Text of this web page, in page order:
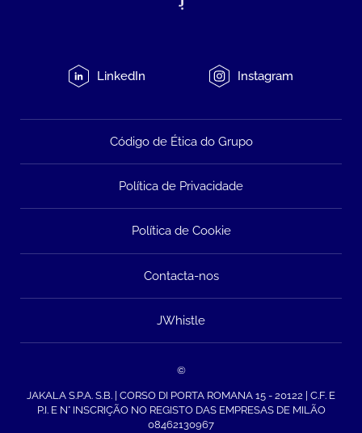
LinkedIn Instagram
Código de Ética do Grupo
Política de Privacidade
Política de Cookie
Contacta-nos
JWhistle
©
JAKALA S.P.A. S.B. | CORSO DI PORTA ROMANA 15 - 20122 | C.F. E
P.I. E N° INSCRIÇÃO NO REGISTO DAS EMPRESAS DE MILÃO
08462130967